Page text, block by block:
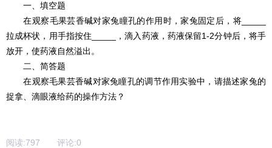
一、填空题
在观察毛果芸香碱对家兔瞳孔的作用时，家兔固定后，将_____
拉成杯状，用手指按住_____，滴入药液，药液保留1-2分钟后，将手
放开，使药液自然溢出。
二、简答题
在观察毛果芸香碱对家兔瞳孔的调节作用实验中，请描述家兔的
捉拿、滴眼液给药的操作方法？
阅读:797 评论:0